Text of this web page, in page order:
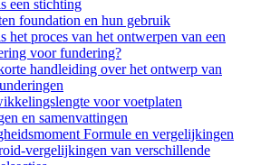
een stichting
foundation en hun gebruik
het proces van het ontwerpen van een
voor fundering?
handleiding over het ontwerp van
voor voetplaten
en samenvattingen
Formule en vergelijkingen
vergelijkingen van verschillende